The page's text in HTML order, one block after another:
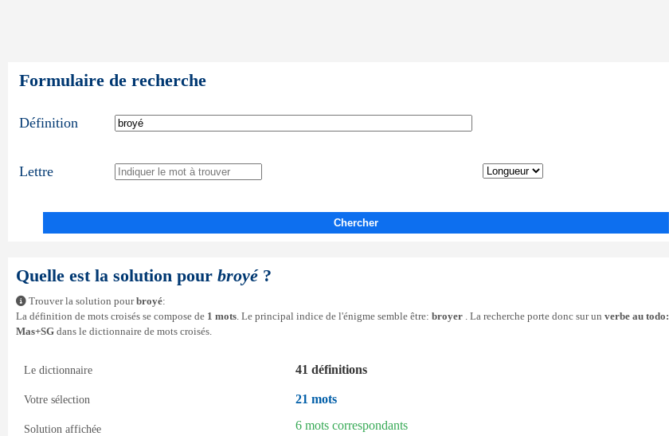
Formulaire de recherche
Définition
Lettre
Chercher
Quelle est la solution pour broyé?
Trouver la solution pourbroyé:
La définition de mots croisés se compose de 1 mots. Le principal indice de l'énigme semble être: broyer . La recherche porte donc sur un verbe au todo:
Mas+SG dans le dictionnaire de mots croisés.
Le dictionnaire 41 définitions
Votre sélection 21 mots
Solution affichée
6 mots correspondants